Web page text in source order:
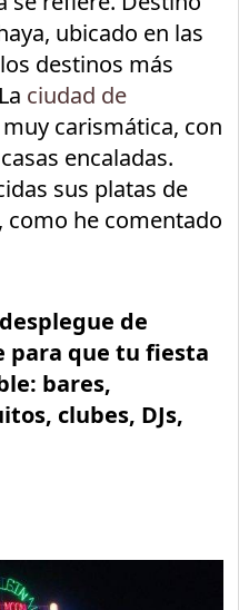
ubicado en las
destinos más
ciudad de
carismática, con
encaladas.
sus platas de
como he comentado
de
para que tu fiesta
bares,
clubes, DJs,